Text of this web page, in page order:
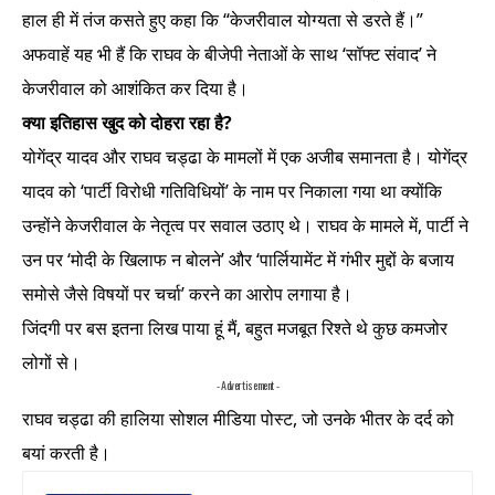
हाल ही में तंज कसते हुए कहा कि “केजरीवाल योग्यता से डरते हैं।”
अफवाहें यह भी हैं कि राघव के बीजेपी नेताओं के साथ ‘सॉफ्ट संवाद’ ने
केजरीवाल को आशंकित कर दिया है।
क्या इतिहास खुद को दोहरा रहा है?
योगेंद्र यादव और राघव चड्ढा के मामलों में एक अजीब समानता है। योगेंद्र
यादव को ‘पार्टी विरोधी गतिविधियों’ के नाम पर निकाला गया था क्योंकि
उन्होंने केजरीवाल के नेतृत्व पर सवाल उठाए थे। राघव के मामले में, पार्टी ने
उन पर ‘मोदी के खिलाफ न बोलने’ और ‘पार्लियामेंट में गंभीर मुद्दों के बजाय
समोसे जैसे विषयों पर चर्चा’ करने का आरोप लगाया है।
जिंदगी पर बस इतना लिख पाया हूं मैं, बहुत मजबूत रिश्ते थे कुछ कमजोर
लोगों से।
- Advertisement -
राघव चड्ढा की हालिया सोशल मीडिया पोस्ट, जो उनके भीतर के दर्द को
बयां करती है।